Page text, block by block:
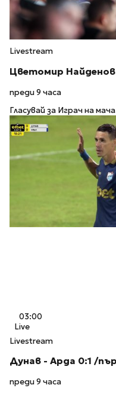
Livestream
Цветомир
преди 9 часа
Гласувай за Играч на
03:00
Live
Livestream
Дунав - Арда 0:1 /
преди 9 часа